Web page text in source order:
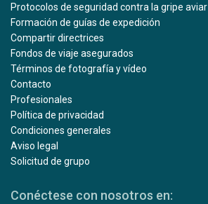
Protocolos de seguridad contra la gripe aviar
Formación de guías de expedición
Compartir directrices
Fondos de viaje asegurados
Términos de fotografía y vídeo
Contacto
Profesionales
Política de privacidad
Condiciones generales
Aviso legal
Solicitud de grupo
Conéctese con nosotros en: